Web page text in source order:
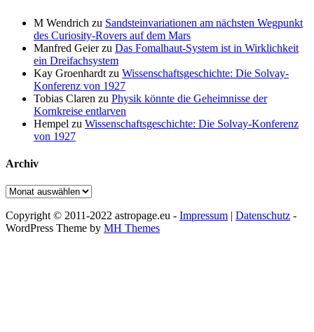
M Wendrich zu Sandsteinvariationen am nächsten Wegpunkt
des Curiosity-Rovers auf dem Mars
Manfred Geierzu Das Fomalhaut-System ist in Wirklichkeit
ein Dreifachsystem
Kay Groenhardt zu Wissenschaftsgeschichte: Die Solvay-
Konferenz von 1927
Tobias Claren zu Physik könnte die Geheimnisse der
Kornkreise entlarven
Hempel zu Wissenschaftsgeschichte: Die Solvay-Konferenz
von 1927
Archiv
Archiv
Copyright © 2011-2022 astropage.eu - Impressum | Datenschutz -
WordPress Theme by MH Themes